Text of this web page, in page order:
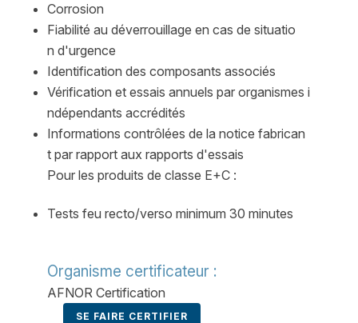
Corrosion
Fiabilité au déverrouillage en cas de situatio
n d'urgence
Identification des composants associés
Vérification et essais annuels par organismes i
ndépendants accrédités
Informations contrôlées de la notice fabrican
t par rapport aux rapports d'essais
Pour les produits de classe E+C :
Tests feu recto/verso minimum 30 minutes
Organisme certificateur :
AFNOR Certification
SE FAIRE CERTIFIER